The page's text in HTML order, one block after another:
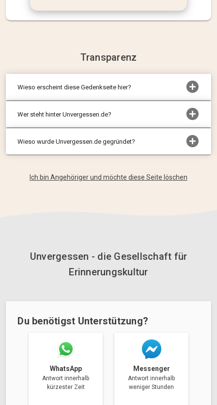
Transparenz
Wieso erscheint diese Gedenkseite hier?
Wer steht hinter Unvergessen.de?
Wieso wurde Unvergessen.de gegründet?
Ich bin Angehöriger und möchte diese Seite löschen
Unvergessen - die Gesellschaft für
Erinnerungskultur
Du benötigst Unterstützung?
WhatsApp
Antwort innerhalb
kürzester Zeit
Messenger
Antwort innerhalb
weniger Stunden